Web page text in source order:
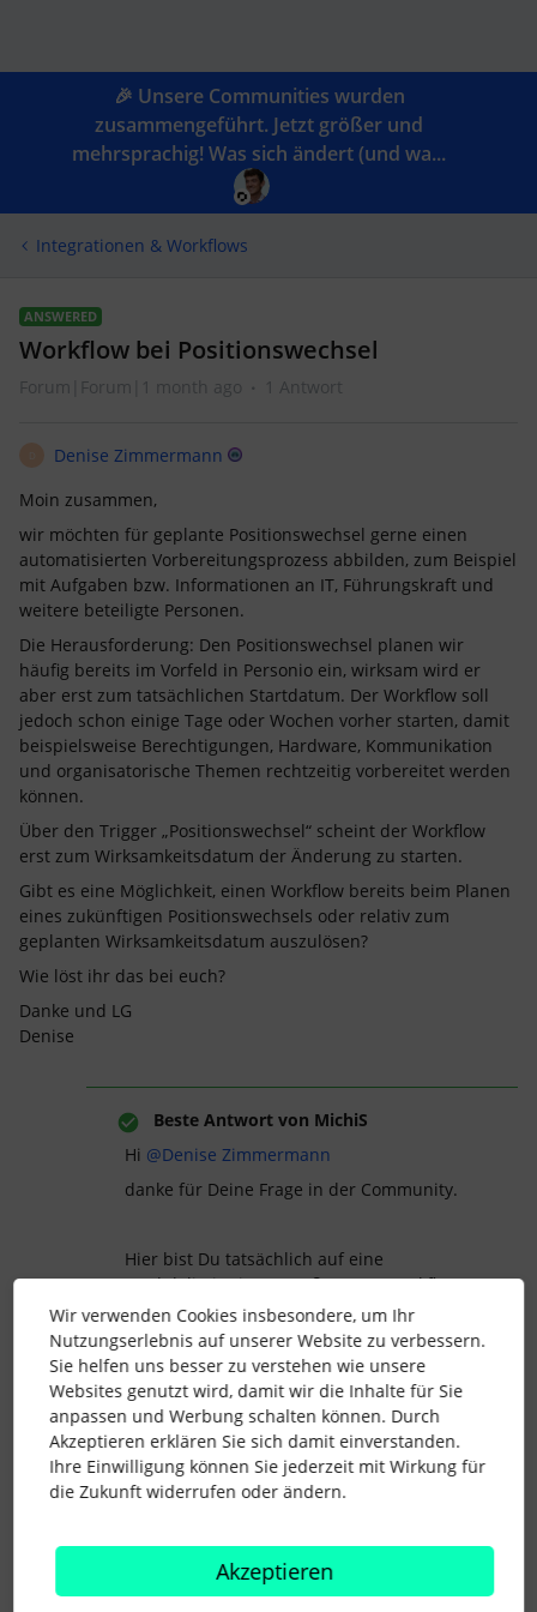
🎉 Unsere Communities wurden
zusammengeführt. Jetzt größer und
mehrsprachig! Was sich ändert (und wa...
Integrationen & Workflows
ANSWERED
Workflow bei Positionswechsel
Forum|Forum|1 month ago 1 Antwort
Denise Zimmermann
Moin zusammen,
wir möchten für geplante Positionswechsel gerne einen
automatisierten Vorbereitungsprozess abbilden, zum Beispiel
mit Aufgaben bzw. Informationen an IT, Führungskraft und
weitere beteiligte Personen.
Die Herausforderung: Den Positionswechsel planen wir
häufig bereits im Vorfeld in Personio ein, wirksam wird er
aber erst zum tatsächlichen Startdatum. Der Workflow soll
jedoch schon einige Tage oder Wochen vorher starten, damit
beispielsweise Berechtigungen, Hardware, Kommunikation
und organisatorische Themen rechtzeitig vorbereitet werden
können.
Über den Trigger „Positionswechsel“ scheint der Workflow
erst zum Wirksamkeitsdatum der Änderung zu starten.
Gibt es eine Möglichkeit, einen Workflow bereits beim Planen
eines zukünftigen Positionswechsels oder relativ zum
geplanten Wirksamkeitsdatum auszulösen?
Wie löst ihr das bei euch?
Danke und LG
Denise
Beste Antwort von MichiS
Hi ​ @Denise Zimmermann
danke für Deine Frage in der Community.
Hier bist Du tatsächlich auf eine
Produktlimitation gestoßen: Der Workflow
löst erst im Moment der Attributsänderung
aus (an dem Tag, wo in die neue Position
gewechselt wird).
Reiche deshalb gerne Deinen Vorschlag
direkt in Personio über Support > Feedback
teilen ein :)
Wir verwenden Cookies insbesondere, um Ihr
Nutzungserlebnis auf unserer Website zu verbessern.
Sie helfen uns besser zu verstehen wie unsere
Websites genutzt wird, damit wir die Inhalte für Sie
anpassen und Werbung schalten können. Durch
Akzeptieren erklären Sie sich damit einverstanden.
Ihre Einwilligung können Sie jederzeit mit Wirkung für
die Zukunft widerrufen oder ändern.
Akzeptieren